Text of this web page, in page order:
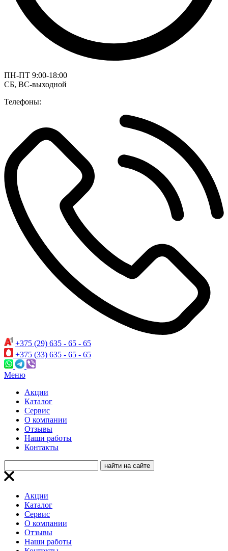
ПН-ПТ 9:00-18:00
СБ, ВС-выходной
Телефоны:
+375 (29) 635 - 65 - 65
+375 (33) 635 - 65 - 65
Меню
Акции
Каталог
Сервис
О компании
Отзывы
Наши работы
Контакты
Акции
Каталог
Сервис
О компании
Отзывы
Наши работы